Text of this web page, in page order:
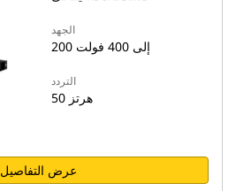
الجهد
200 إلى 400 فولت
التردد
50 هرتز
عرض التفاصيل